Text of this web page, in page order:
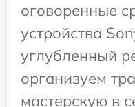
оговоренные
устройства
углубленный
организуем
мастерскую в